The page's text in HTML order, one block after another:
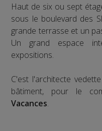
Haut de six ou sept
sous le boulevard des
grande terrasse et un
Un grand espace
expositions.
C'est l'architecte vedette
bâtiment, pour le
Vacances.